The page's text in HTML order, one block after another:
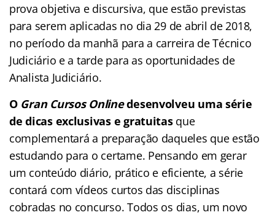
prova objetiva e discursiva, que estão previstas
para serem aplicadas no dia 29 de abril de 2018,
no período da manhã para a carreira de Técnico
Judiciário e a tarde para as oportunidades de
Analista Judiciário.
O Gran Cursos Onlinedesenvolveu uma série
de dicas exclusivas e gratuitasque
complementará a preparação daqueles que estão
estudando para o certame. Pensando em gerar
um conteúdo diário, prático e eficiente, a série
contará com vídeos curtos das disciplinas
cobradas no concurso. Todos os dias, um novo